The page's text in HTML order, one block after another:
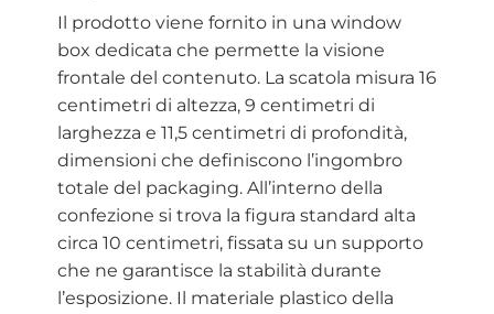
Il prodotto viene fornito in una window
box dedicata che permette la visione
frontale del contenuto. La scatola misura 16
centimetri di altezza, 9 centimetri di
larghezza e 11,5 centimetri di profondità,
dimensioni che definiscono l’ingombro
totale del packaging. All’interno della
confezione si trova la figura standard alta
circa 10 centimetri, fissata su un supporto
che ne garantisce la stabilità durante
l’esposizione. Il materiale plastico della